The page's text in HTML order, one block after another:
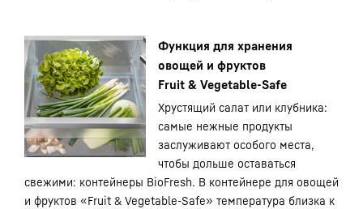
Функция для хранения
овощей и фруктов
Fruit & Vegetable-Safe
Хрустящий салат или клубника:
самые нежные продукты
заслуживают особого места,
чтобы дольше оставаться
свежими: контейнеры BioFresh. В контейнере для овощей
и фруктов «Fruit & Vegetable-Safe» температура близка к